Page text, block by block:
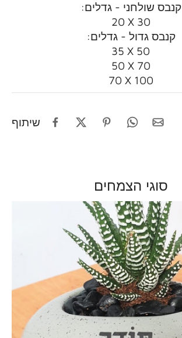
:קנבס שולחני - גדלים
20 X 30
:קנבס גדול - גדלים
35 X 50
50 X 70
70 X 100
שיתוף
סוגי הצמחים